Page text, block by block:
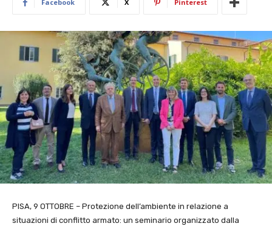
Facebook X Pinterest
PISA, 9 OTTOBRE – Protezione dell’ambiente in relazione a
situazioni di conflitto armato: un seminario organizzato dalla